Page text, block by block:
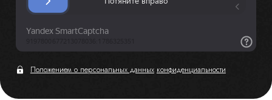
Положением о персональных данных конфиденциальности